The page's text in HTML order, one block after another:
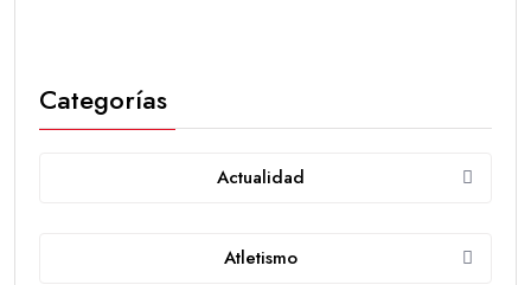
Categorías
Actualidad
Atletismo